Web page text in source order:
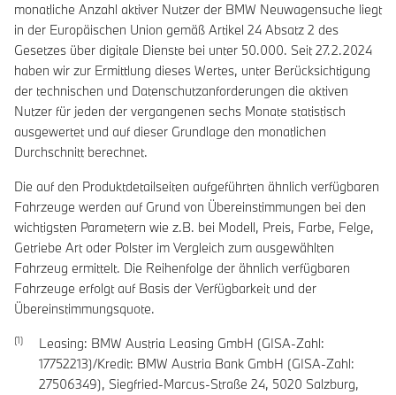
monatliche Anzahl aktiver Nutzer der BMW Neuwagensuche liegt
in der Europäischen Union gemäß Artikel 24 Absatz 2 des
Gesetzes über digitale Dienste bei unter 50.000. Seit 27.2.2024
haben wir zur Ermittlung dieses Wertes, unter Berücksichtigung
der technischen und Datenschutzanforderungen die aktiven
Nutzer für jeden der vergangenen sechs Monate statistisch
ausgewertet und auf dieser Grundlage den monatlichen
Durchschnitt berechnet.
Die auf den Produktdetailseiten aufgeführten ähnlich verfügbaren
Fahrzeuge werden auf Grund von Übereinstimmungen bei den
wichtigsten Parametern wie z.B. bei Modell, Preis, Farbe, Felge,
Getriebe Art oder Polster im Vergleich zum ausgewählten
Fahrzeug ermittelt. Die Reihenfolge der ähnlich verfügbaren
Fahrzeuge erfolgt auf Basis der Verfügbarkeit und der
Übereinstimmungsquote.
Leasing: BMW Austria Leasing GmbH (GISA-Zahl:
17752213)/Kredit: BMW Austria Bank GmbH (GISA-Zahl:
27506349), Siegfried-Marcus-Straße 24, 5020 Salzburg,